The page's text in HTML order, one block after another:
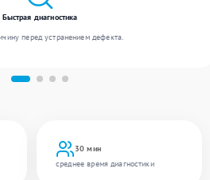
30 мин
среднее время диагностики
Быстрая диагностика
перед устранением дефекта.